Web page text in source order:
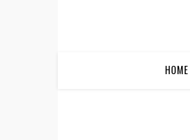
HOME